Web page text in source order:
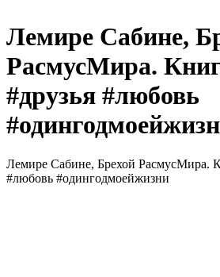
Лемире Сабине,
РасмусМира.
#друзья #любовь
Лемире Сабине, Брехой РасмусМира.
#любовь #одингодмоейжизни